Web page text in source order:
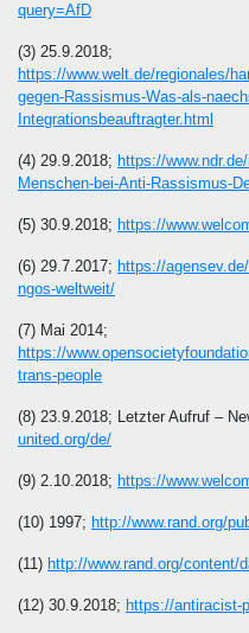
query=AfD
(3) 25.9.2018;
https://www.welt.de/regionales/
gegen-Rassismus-Was-als-
Integrationsbeauftragter.html
(4) 29.9.2018; https://
Menschen-bei-Anti-Rassismus-
(5) 30.9.2018; https://
(6) 29.7.2017; https://
ngos-weltweit/
(7) Mai 2014;
https://
trans-people
(8) 23.9.2018; Letzter Aufruf –
united.org/de/
(9) 2.10.2018; https://
(10) 1997; http://www.rand.org/
(11) http://www.rand.org/content/
(12) 30.9.2018; https://antiracist-